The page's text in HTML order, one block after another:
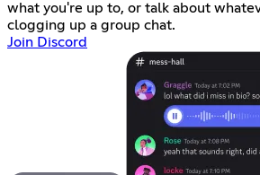
what you're up to, or talk about
clogging up a group chat.
Join Discord